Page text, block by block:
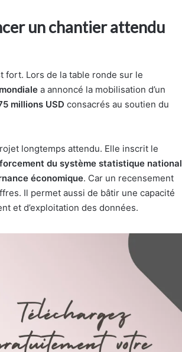
un chantier attendu
fort. Lors de la table ronde sur le
a annoncé la mobilisation d’un
millions USD consacrés au soutien du
longtemps attendu. Elle inscrit le
du système statistique national
économique. Car un recensement
Il permet aussi de bâtir une capacité
et d’exploitation des données.